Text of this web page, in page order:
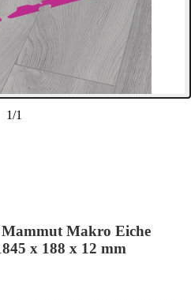
1/1
Makro Eiche
x 188 x 12 mm